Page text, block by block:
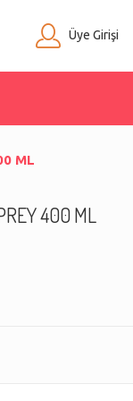
Üye Girişi
ML
400 ML